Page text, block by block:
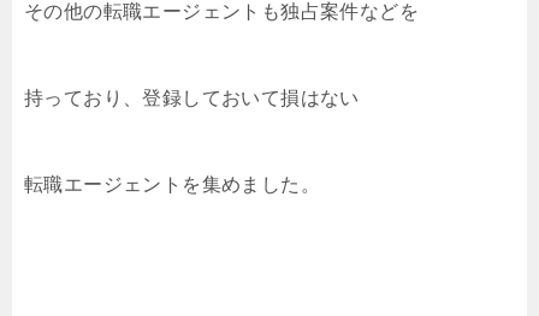
その他の転職エージェントも独占案件などを
持っており、登録しておいて損はない
転職エージェントを集めました。